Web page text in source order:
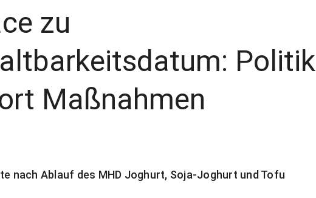
zu
Politik
Maßnahmen
nach Ablauf des MHD Joghurt, Soja-Joghurt und Tofu